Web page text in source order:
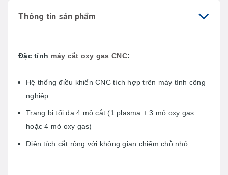
Thông tin sản phẩm
Đặc tính máy cắt oxy gas CNC:
Hệ thống điều khiển CNC tích hợp trên máy tính công
nghiệp
Trang bị tối đa 4 mỏ cắt (1 plasma + 3 mỏ oxy gas
hoặc 4 mỏ oxy gas)
Diện tích cắt rộng với không gian chiếm chỗ nhỏ.